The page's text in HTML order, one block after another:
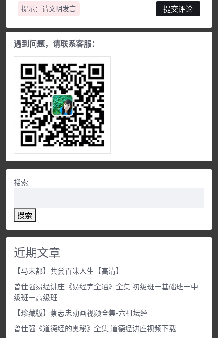
提示：请文明发言
遇到问题，请联系客服：
搜索
搜索
近期文章
【马未都】共尝百味人生【高清】
曾仕强易经讲座《易经完全通》全集 初级班＋基础班＋中
级班＋高级班
【珍藏版】蔡志忠动画视频全集-六祖坛经
曾仕强《道德经的奥秘》全集 道德经讲座视频下载